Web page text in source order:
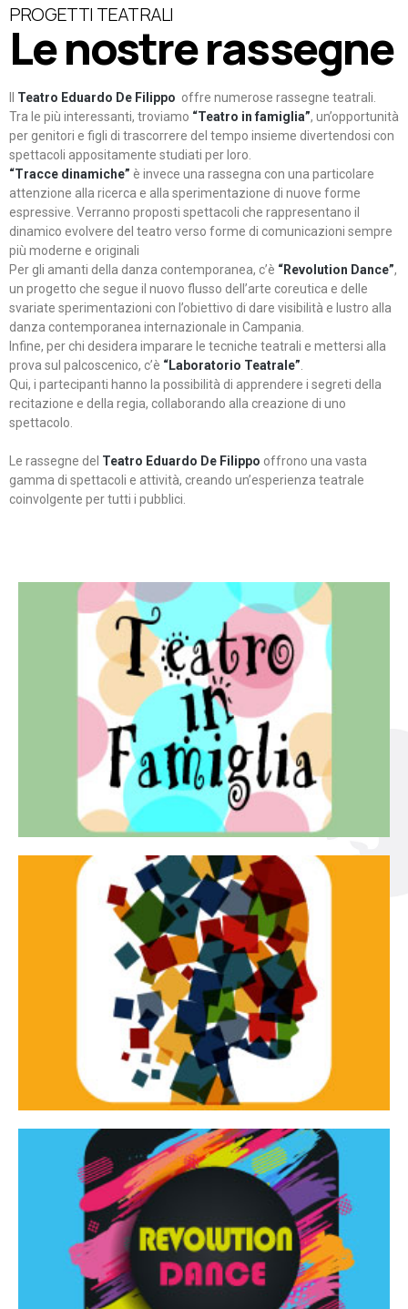
PROGETTI TEATRALI
Le nostre rassegne
Teatro Eduardo De Filippo offre numerose rassegne teatrali.
Tra le più interessanti, troviamo “Teatro in famiglia”, un’opportunità
per genitori e figli di trascorrere del tempo insieme divertendosi con
spettacoli appositamente studiati per loro.
“Tracce dinamiche” è invece una rassegna con una particolare
attenzione alla ricerca e alla sperimentazione di nuove forme
espressive. Verranno proposti spettacoli che rappresentano il
dinamico evolvere del teatro verso forme di comunicazioni sempre
più moderne e originali
Per gli amanti della danza contemporanea, c’è “Revolution Dance”,
un progetto che segue il nuovo flusso dell’arte coreutica e delle
svariate sperimentazioni con l’obiettivo di dare visibilità e lustro alla
danza contemporanea internazionale in Campania.
Infine, per chi desidera imparare le tecniche teatrali e mettersi alla
prova sul palcoscenico, c’è “Laboratorio Teatrale”
Qui, i partecipanti hanno la possibilità di apprendere i segreti della
recitazione e della regia, collaborando alla creazione di uno
spettacolo.
Le rassegne del Teatro Eduardo De Filippo offrono una vasta
gamma di spettacoli e attività, creando un’esperienza teatrale
coinvolgente per tutti i pubblici.
Teatro in famiglia
Teatro In Famiglia è una rassegna di teatro concepita
per far condividere e godere del teatro all’intera
famiglia.
Continua
Tracce dinamiche
Tracce Dinamiche è una rassegna di teatro
d’innovazione e sperimentale.
Continua
Revolution Dance
Rassegna di danza contemporanea – I Edizione